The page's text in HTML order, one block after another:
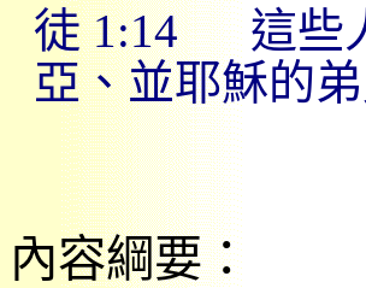
徒1:14這些
亞、並耶穌的
內容綱要：